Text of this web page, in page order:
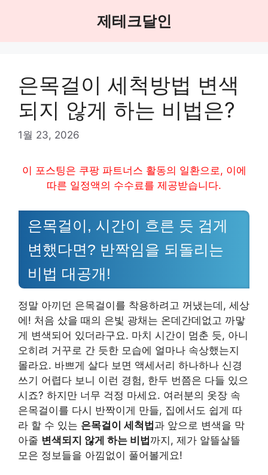
제테크달인
은목걸이 세척방법 변색
되지 않게 하는 비법은?
1월 23, 2026
이 포스팅은 쿠팡 파트너스 활동의 일환으로, 이에
따른 일정액의 수수료를 제공받습니다.
은목걸이, 시간이 흐른 듯 검게
변했다면? 반짝임을 되돌리는
비법 대공개!
정말 아끼던 은목걸이를 착용하려고 꺼냈는데, 세상
에! 처음 샀을 때의 은빛 광채는 온데간데없고 까맣
게 변색되어 있더라구요. 마치 시간이 멈춘 듯, 아니
오히려 거꾸로 간 듯한 모습에 얼마나 속상했는지
몰라요. 바쁘게 살다 보면 액세서리 하나하나 신경
쓰기 어렵다 보니 이런 경험, 한두 번쯤은 다들 있으
시죠? 하지만 너무 걱정 마세요. 여러분의 옷장 속
은목걸이를 다시 반짝이게 만들, 집에서도 쉽게 따
라 할 수 있는 은목걸이 세척법 과 앞으로 변색을 막
아줄 변색되지 않게 하는 비법 까지, 제가 알뜰살뜰
모은 정보들을 아낌없이 풀어볼게요!